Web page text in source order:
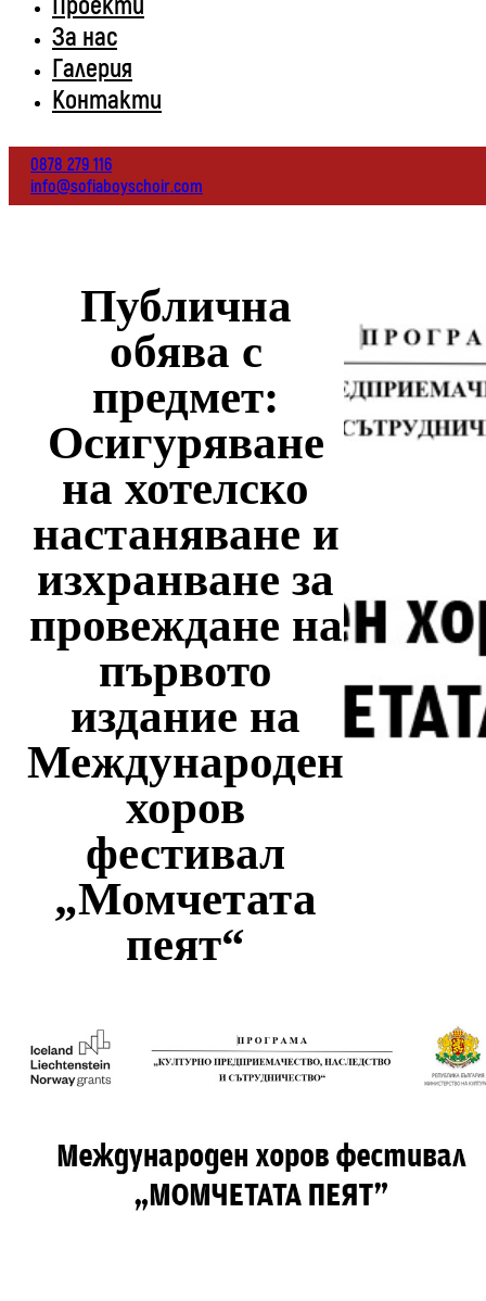
За нас
Галерия
Контакти
0878 279 116
info@sofiaboyschoir.com
Публична
обява с
предмет:
Осигуряване
на хотелско
настаняване и
изхранване за
провеждане на
първото
издание на
Международен
хоров
фестивал
„Момчетата
пеят“